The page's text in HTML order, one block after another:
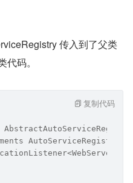
传入到了父类
码。
复制代码